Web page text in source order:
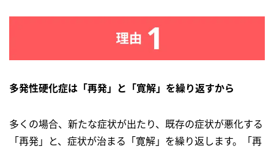
多発性硬化症は「再発」と「寛解」を繰り返すから
多くの場合、新たな症状が出たり、既存の症状が悪化する
「再発」と、症状が治まる「寛解」を繰り返します。「再